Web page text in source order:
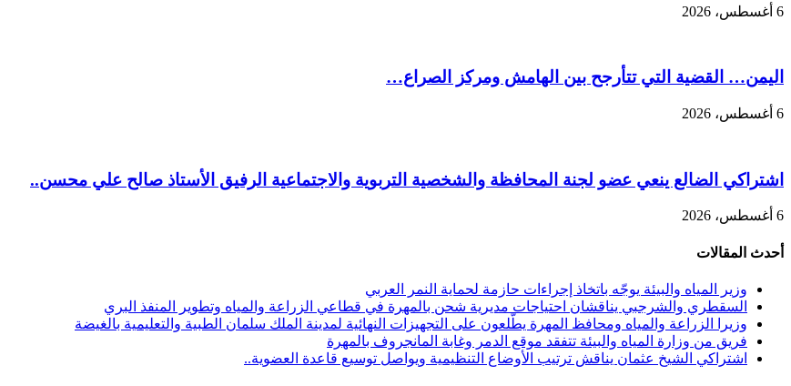
6 أغسطس، 2026
اليمن… القضية التي تتأرجح بين الهامش ومركز الصراع…
6 أغسطس، 2026
اشتراكي الضالع ينعي عضو لجنة المحافظة والشخصية التربوية والاجتماعية الرفيق الأستاذ صالح علي محسن..
6 أغسطس، 2026
أحدث المقالات
وزير المياه والبيئة يوجّه باتخاذ إجراءات حازمة لحماية النمر العربي
السقطري والشرجبي يناقشان احتياجات مديرية شحن بالمهرة في قطاعي الزراعة والمياه وتطوير المنفذ البري
وزيرا الزراعة والمياه ومحافظ المهرة يطّلعون على التجهيزات النهائية لمدينة الملك سلمان الطبية والتعليمية بالغيضة
فريق من وزارة المياه والبيئة تتفقد موقع الدمر وغابة المانجروف بالمهرة
اشتراكي الشيخ عثمان يناقش ترتيب الأوضاع التنظيمية ويواصل توسيع قاعدة العضوية..